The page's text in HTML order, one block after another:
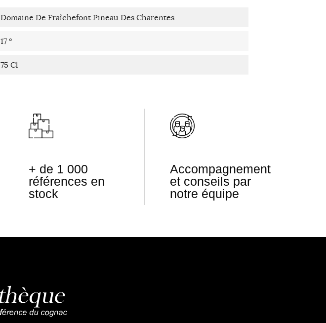
Domaine De Fraîchefont Pineau Des Charentes
17 °
75 Cl
+ de 1 000
références en
stock
Accompagnement
et conseils par
notre équipe